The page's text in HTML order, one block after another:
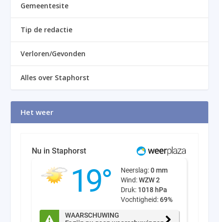
Gemeentesite
Tip de redactie
Verloren/Gevonden
Alles over Staphorst
Het weer